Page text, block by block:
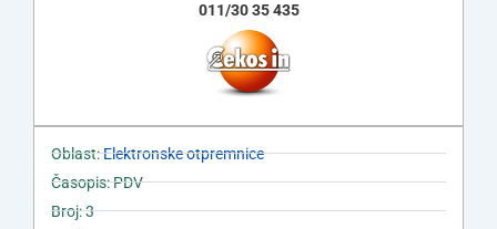
011/30 35 435
Oblast:Elektronske otpremnice
Časopis: PDV
Broj: 3